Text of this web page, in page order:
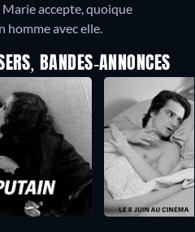
accepte, quoique
homme avec elle.
BANDES-ANNONCES